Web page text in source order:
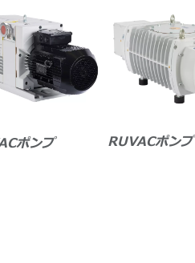
ポンプ RUVACポンプ